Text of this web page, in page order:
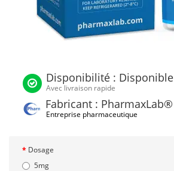
Disponibilité : Disponible
Avec livraison rapide
Fabricant : PharmaxLab®
Entreprise pharmaceutique
Dosage
5mg